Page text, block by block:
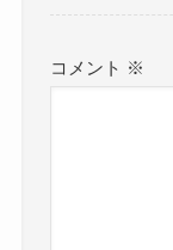
コメント ※